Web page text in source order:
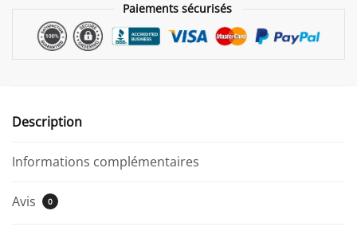
Paiements sécurisés
Description
Informations complémentaires
Avis 0